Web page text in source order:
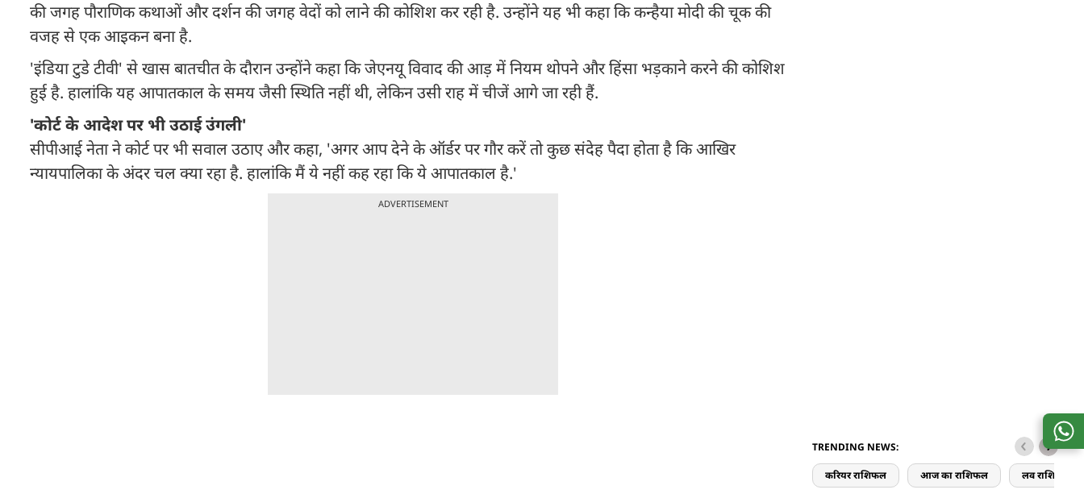
की जगह पौराणिक कथाओं और दर्शन की जगह वेदों को लाने की कोशिश कर रही है. उन्होंने यह भी कहा कि कन्हैया मोदी की चूक की
वजह से एक आइकन बना है.
'इंडिया टुडे टीवी' से खास बातचीत के दौरान उन्होंने कहा कि जेएनयू विवाद की आड़ में नियम थोपने और हिंसा भड़काने करने की कोशिश
हुई है. हालांकि यह आपातकाल के समय जैसी स्थिति नहीं थी, लेकिन उसी राह में चीजें आगे जा रही हैं.
'कोर्ट के आदेश पर भी उठाई उंगली'
सीपीआई नेता ने कोर्ट पर भी सवाल उठाए और कहा, 'अगर आप देने के ऑर्डर पर गौर करें तो कुछ संदेह पैदा होता है कि आखिर
न्यायपालिका के अंदर चल क्या रहा है. हालांकि मैं ये नहीं कह रहा कि ये आपातकाल है.'
ADVERTISEMENT
TRENDING NEWS:
करियर राशिफल आज का राशिफल लव राशिफल